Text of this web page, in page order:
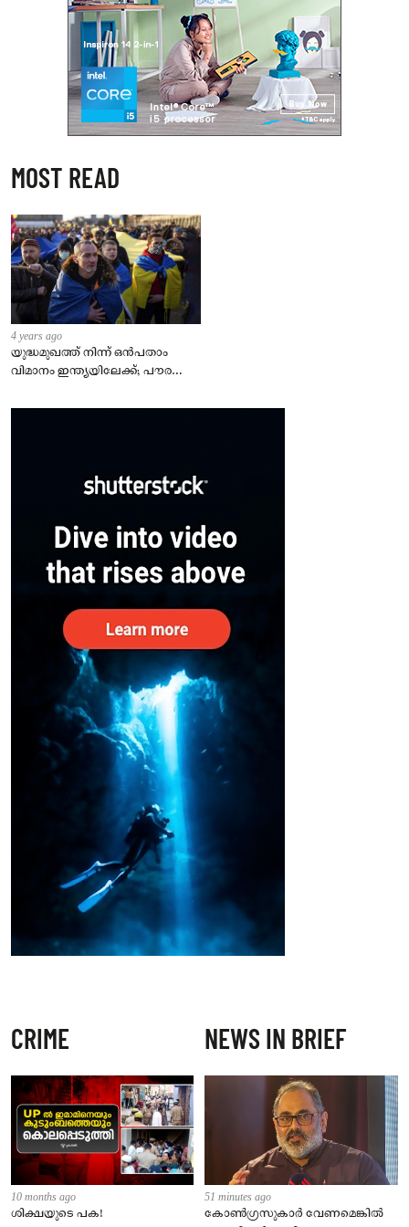
MOST READ
4 years ago
യുദ്ധമുഖത്ത് നിന്ന് ഒൻപതാം
വിമാനം ഇന്ത്യയിലേക്ക്; പൗരന്മാർ
– കേന്ദ്രം
CRIME
10 months ago
ശിക്ഷയുടെ പക!
NEWS IN BRIEF
51 minutes ago
കോൺഗ്രസുകാർ വേണമെങ്കിൽ